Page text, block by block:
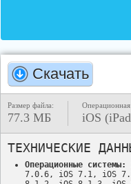
Скачать
Размер файла:
77.3 МБ
Операционная
iOS
ТЕХНИЧЕСКИЕ
Операционные системы:
7.0.6, iOS 7.1, iOS